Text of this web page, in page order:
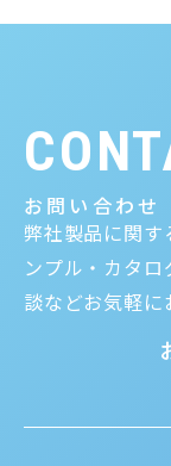
お問い合わせ
弊社製品に関す
ンプル・カタ
談などお気軽に